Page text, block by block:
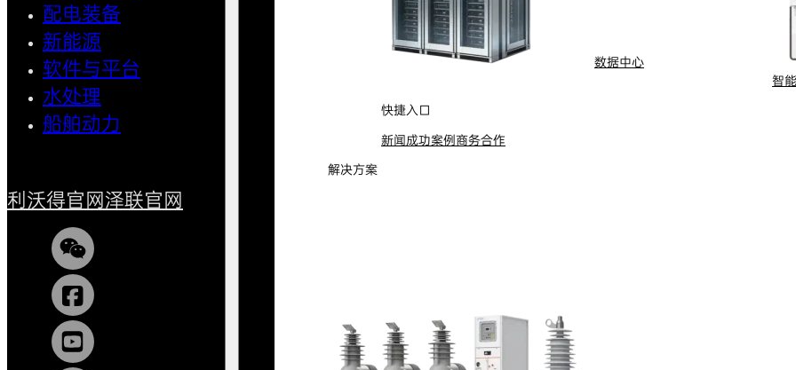
数据中心
智
快捷入口
新闻成功案例商务合作
解决方案
配电装备
新能源
软件与平台
水处理
船舶动力
中压微网
AMI智能抄表
船舶电动化
利沃得官网泽联官网